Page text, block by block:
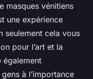
masques vénitiens
une expérience
seulement cela vous
pour l’art et la
également
à l’importance